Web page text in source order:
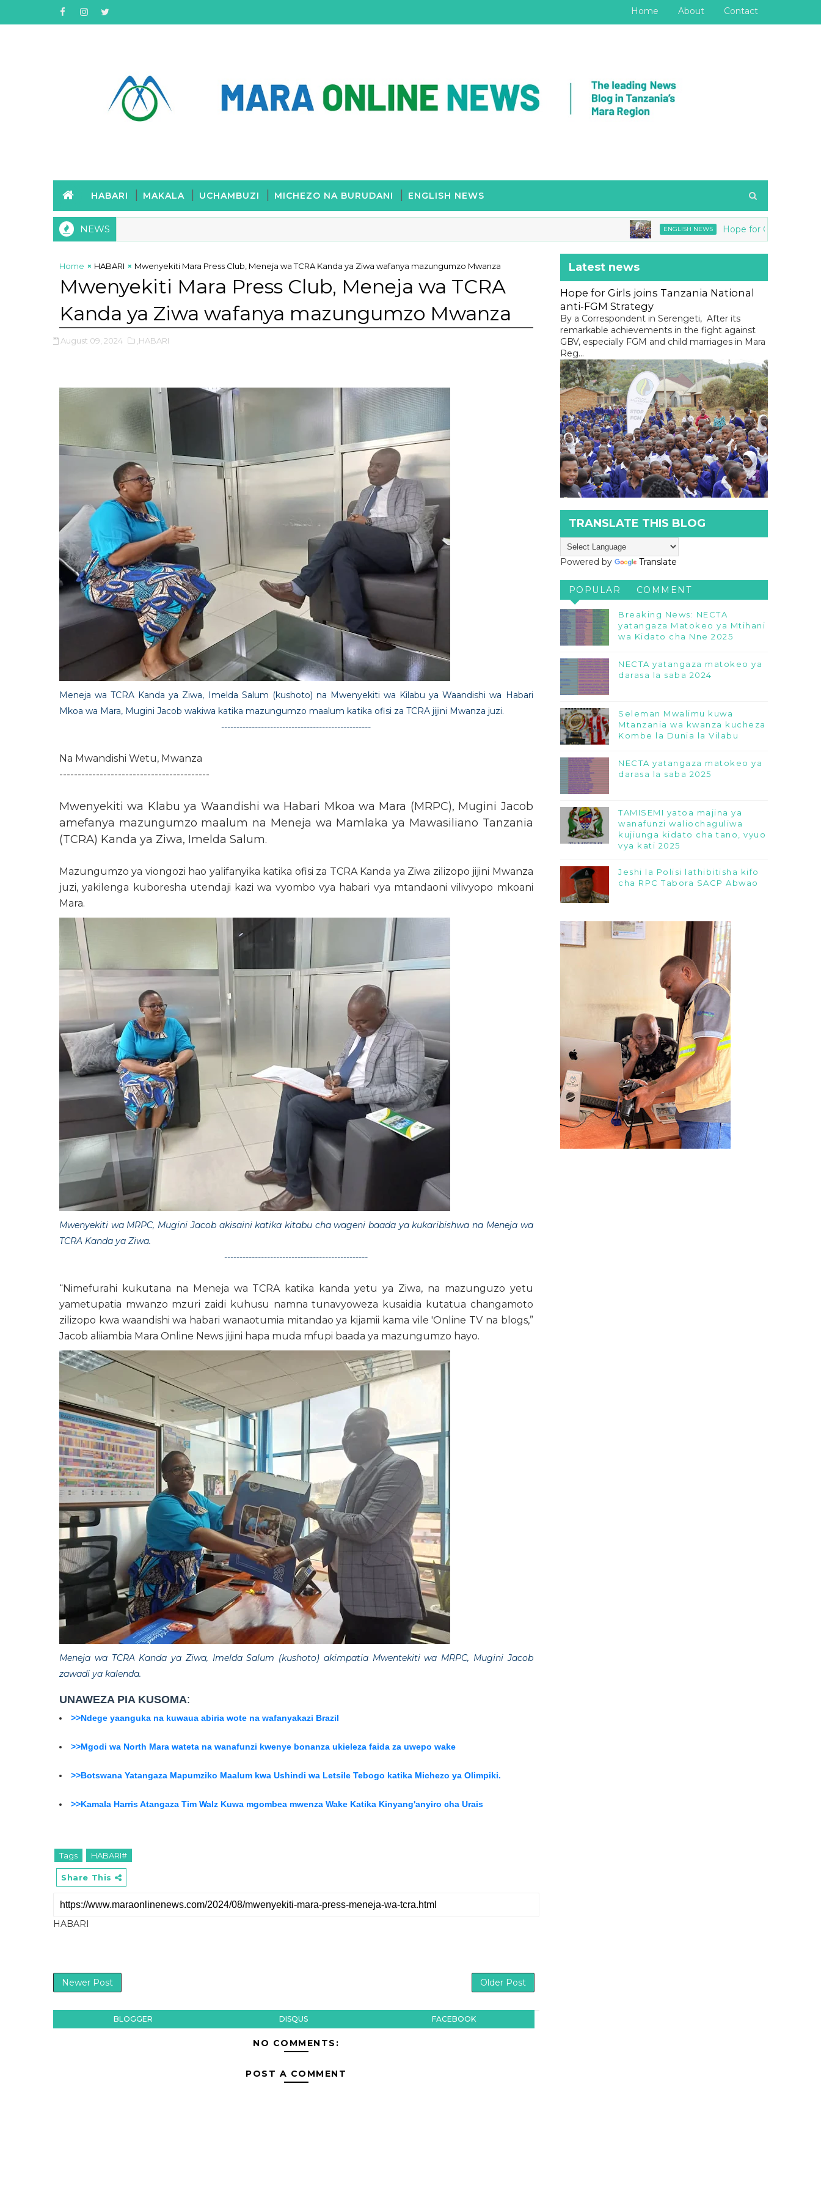
Home About Contact
HABARI MAKALA UCHAMBUZI MICHEZO NA BURUDANI ENGLISH NEWS
NEWS ENGLISH NEWS Hope for Girls joins Tanzania
Home HABARI Mwenyekiti Mara Press Club, Meneja wa TCRA Kanda ya Ziwa wafanya mazungumzo Mwanza
Mwenyekiti Mara Press Club, Meneja wa TCRA
Kanda ya Ziwa wafanya mazungumzo Mwanza
August 09, 2024 ,HABARI
Meneja wa TCRA Kanda ya Ziwa, Imelda Salum (kushoto) na Mwenyekiti wa Kilabu ya Waandishi wa Habari
Mkoa wa Mara, Mugini Jacob wakiwa katika mazungumzo maalum katika ofisi za TCRA jijini Mwanza juzi.
-------------------------------------------------
Na Mwandishi Wetu, Mwanza
-----------------------------------------
Mwenyekiti wa Klabu ya Waandishi wa Habari Mkoa wa Mara (MRPC), Mugini Jacob
amefanya mazungumzo maalum na Meneja wa Mamlaka ya Mawasiliano Tanzania
(TCRA) Kanda ya Ziwa, Imelda Salum.
Mazungumzo ya viongozi hao yalifanyika katika ofisi za TCRA Kanda ya Ziwa zilizopo jijini Mwanza
juzi, yakilenga kuboresha utendaji kazi wa vyombo vya habari vya mtandaoni vilivyopo mkoani
Mara.
Mwenyekiti wa MRPC, Mugini Jacob akisaini katika kitabu cha wageni baada ya kukaribishwa na Meneja wa
TCRA Kanda ya Ziwa.
-----------------------------------------------
“Nimefurahi kukutana na Meneja wa TCRA katika kanda yetu ya Ziwa, na mazunguzo yetu
yametupatia mwanzo mzuri zaidi kuhusu namna tunavyoweza kusaidia kutatua changamoto
zilizopo kwa waandishi wa habari wanaotumia mitandao ya kijamii kama vile 'Online TV na blogs,”
Jacob aliiambia Mara Online News jijini hapa muda mfupi baada ya mazungumzo hayo.
Meneja wa TCRA Kanda ya Ziwa, Imelda Salum (kushoto) akimpatia Mwentekiti wa MRPC, Mugini Jacob
zawadi ya kalenda.
UNAWEZA PIA KUSOMA:
>>Ndege yaanguka na kuwaua abiria wote na wafanyakazi Brazil
>>Mgodi wa North Mara wateta na wanafunzi kwenye bonanza ukieleza faida za uwepo wake
>>Botswana Yatangaza Mapumziko Maalum kwa Ushindi wa Letsile Tebogo katika Michezo ya Olimpiki.
>>Kamala Harris Atangaza Tim Walz Kuwa mgombea mwenza Wake Katika Kinyang'anyiro cha Urais
Tags HABARI#
Share This
HABARI
Newer Post Older Post
BLOGGER DISQUS FACEBOOK
NO COMMENTS:
POST A COMMENT
Latest news
Hope for Girls joins Tanzania National
anti-FGM Strategy
By a Correspondent in Serengeti, After its
remarkable achievements in the fight against
GBV, especially FGM and child marriages in Mara
Reg...
TRANSLATE THIS BLOG
Powered by Translate
POPULAR COMMENT
Breaking News: NECTA
yatangaza Matokeo ya Mtihani
wa Kidato cha Nne 2025
NECTA yatangaza matokeo ya
darasa la saba 2024
Seleman Mwalimu kuwa
Mtanzania wa kwanza kucheza
Kombe la Dunia la Vilabu
NECTA yatangaza matokeo ya
darasa la saba 2025
TAMISEMI yatoa majina ya
wanafunzi waliochaguliwa
kujiunga kidato cha tano, vyuo
vya kati 2025
Jeshi la Polisi lathibitisha kifo
cha RPC Tabora SACP Abwao